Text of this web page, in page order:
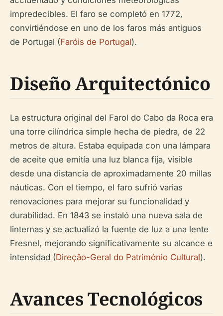
impredecibles. El faro se completó en 1772,
convirtiéndose en uno de los faros más antiguos
de Portugal (Faróis de Portugal).
Diseño Arquitectónico
La estructura original del Farol do Cabo da Roca era
una torre cilíndrica simple hecha de piedra, de 22
metros de altura. Estaba equipada con una lámpara
de aceite que emitía una luz blanca fija, visible
desde una distancia de aproximadamente 20 millas
náuticas. Con el tiempo, el faro sufrió varias
renovaciones para mejorar su funcionalidad y
durabilidad. En 1843 se instaló una nueva sala de
linternas y se actualizó la fuente de luz a una lente
Fresnel, mejorando significativamente su alcance e
intensidad (Direção-Geral do Património Cultural).
Avances Tecnológicos